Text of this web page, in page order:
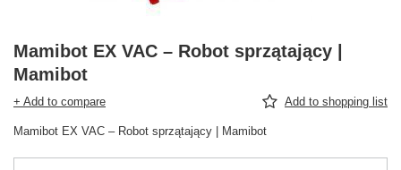
Mamibot EX VAC – Robot sprzątający |
Mamibot
+ Add to compare Add to shopping list
Mamibot EX VAC – Robot sprzątający | Mamibot